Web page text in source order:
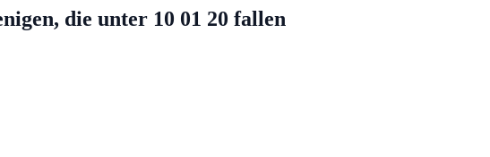
die unter 10 01 20 fallen